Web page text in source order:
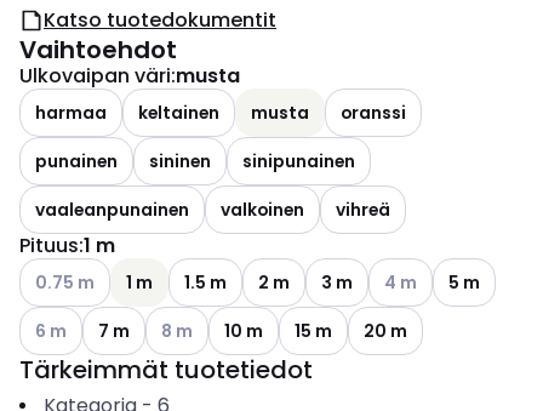
Katso tuotedokumentit
Vaihtoehdot
Ulkovaipan väri:musta
harmaa keltainen musta
oranssi
punainen
sininen
sinipunainen
vaaleanpunainen
valkoinen vihreä
Pituus:1 m
Katso käytettävissä olevat vaihtoehdot
0.75 m 1 m 1.5 m 2 m 3 m Katso
4 m
5 m
Katso käytettävissä olevat vaihtoehdot
6 m 7 m Katso käytettävissä olevat vaihtoehdot
8 m 10 m 15 m 20 m
Tärkeimmät tuotetiedot